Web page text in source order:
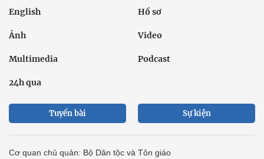
English Hồ sơ
Ảnh Video
Multimedia Podcast
24h qua
Tuyến bài Sự kiện
Cơ quan chủ quản: Bộ Dân tộc và Tôn giáo